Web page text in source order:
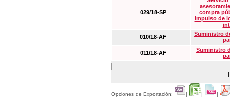
029/18-SP
compra
impulso de
010/18-AF
Suministro
011/18-AF
Suministro
Opciones de Exportación: | | |